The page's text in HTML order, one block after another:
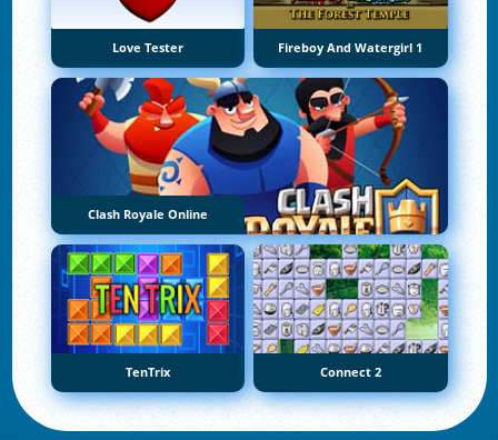
Love Tester Fireboy And Watergirl 1
Clash Royale Online
TenTrix Connect 2